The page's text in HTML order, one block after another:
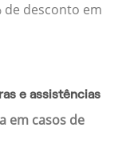
de desconto em
e assistências
em casos de